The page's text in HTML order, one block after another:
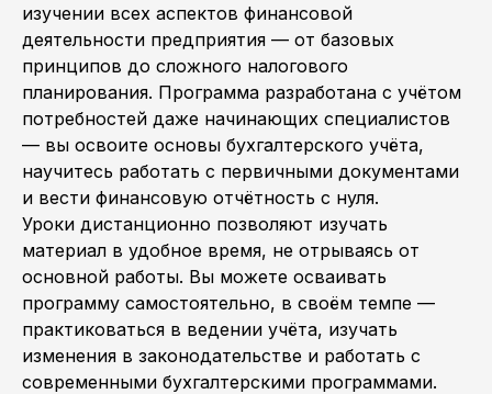
изучении всех аспектов финансовой
деятельности предприятия — от базовых
принципов до сложного налогового
планирования. Программа разработана с учётом
потребностей даже начинающих специалистов
— вы освоите основы бухгалтерского учёта,
научитесь работать с первичными документами
и вести финансовую отчётность с нуля.
Уроки дистанционно позволяют изучать
материал в удобное время, не отрываясь от
основной работы. Вы можете осваивать
программу самостоятельно, в своём темпе —
практиковаться в ведении учёта, изучать
изменения в законодательстве и работать с
современными бухгалтерскими программами.